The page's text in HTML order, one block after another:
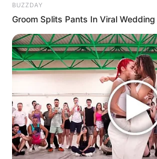
Si enfrentas problemas
tiroides, el colesterol o la
BUZZDAY
Groom Splits Pants In Viral